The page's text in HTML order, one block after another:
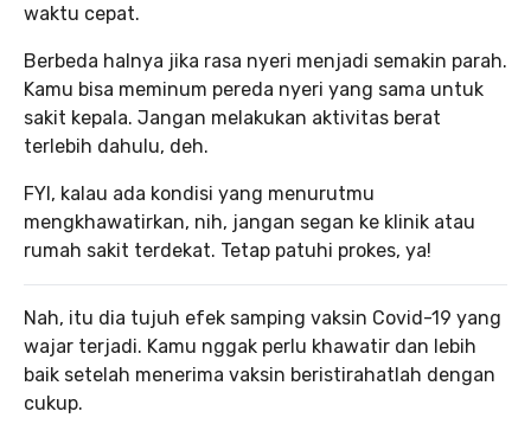
waktu cepat.
Berbeda halnya jika rasa nyeri menjadi semakin parah.
Kamu bisa meminum pereda nyeri yang sama untuk
sakit kepala. Jangan melakukan aktivitas berat
terlebih dahulu, deh.
FYI, kalau ada kondisi yang menurutmu
mengkhawatirkan, nih, jangan segan ke klinik atau
rumah sakit terdekat. Tetap patuhi prokes, ya!
Nah, itu dia tujuh efek samping vaksin Covid-19 yang
wajar terjadi. Kamu nggak perlu khawatir dan lebih
baik setelah menerima vaksin beristirahatlah dengan
cukup.